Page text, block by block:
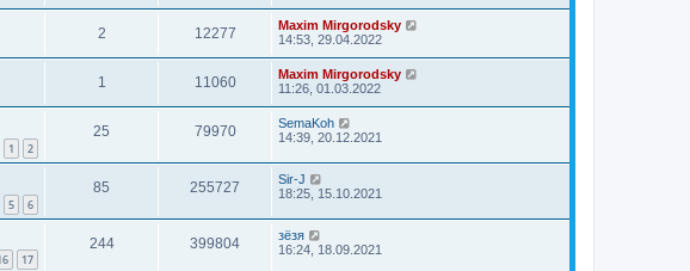
2 12277
Maxim Mirgorodsky
14:53, 29.04.2022
1 11060
Maxim Mirgorodsky
11:26, 01.03.2022
1 2
25 79970
SemaKoh
14:39, 20.12.2021
5 6
85 255727
Sir-J
18:25, 15.10.2021
17
244 399804
зёзя
16:24, 18.09.2021